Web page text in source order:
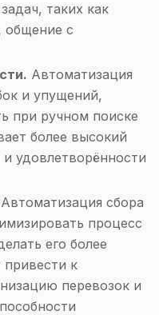
таких как
общение с
Автоматизация
и упущений,
при ручном поиске
более высокий
удовлетворённости
Автоматизация сбора
процесс
его более
к
перевозок и